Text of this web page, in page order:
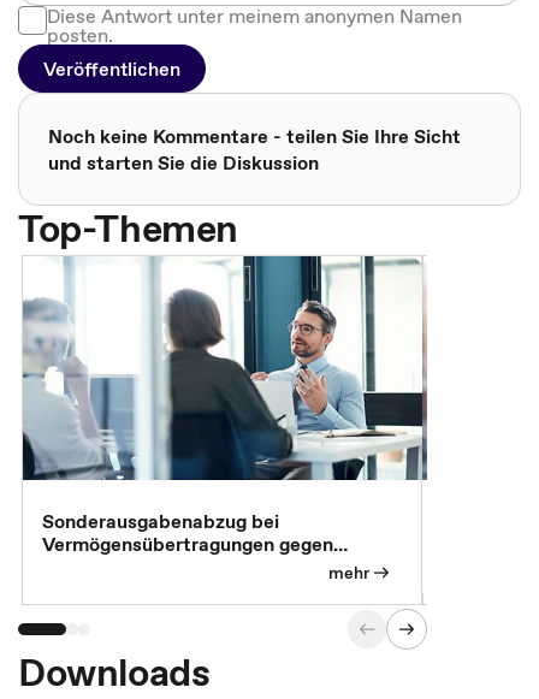
Diese Antwort unter meinem anonymen Namen
posten.
Veröffentlichen
Noch keine Kommentare - teilen Sie Ihre Sicht
und starten Sie die Diskussion
Top-Themen
Sonderausgabenabzug bei
Vermögensübertragungen gegen
mehr
Downloads